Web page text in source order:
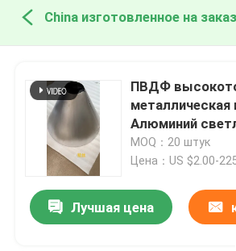
ПВДФ
металлическая
Алюминий
литьевая литья
MOQ：20 штук
Цена：US $2.00-
Лучшая цена